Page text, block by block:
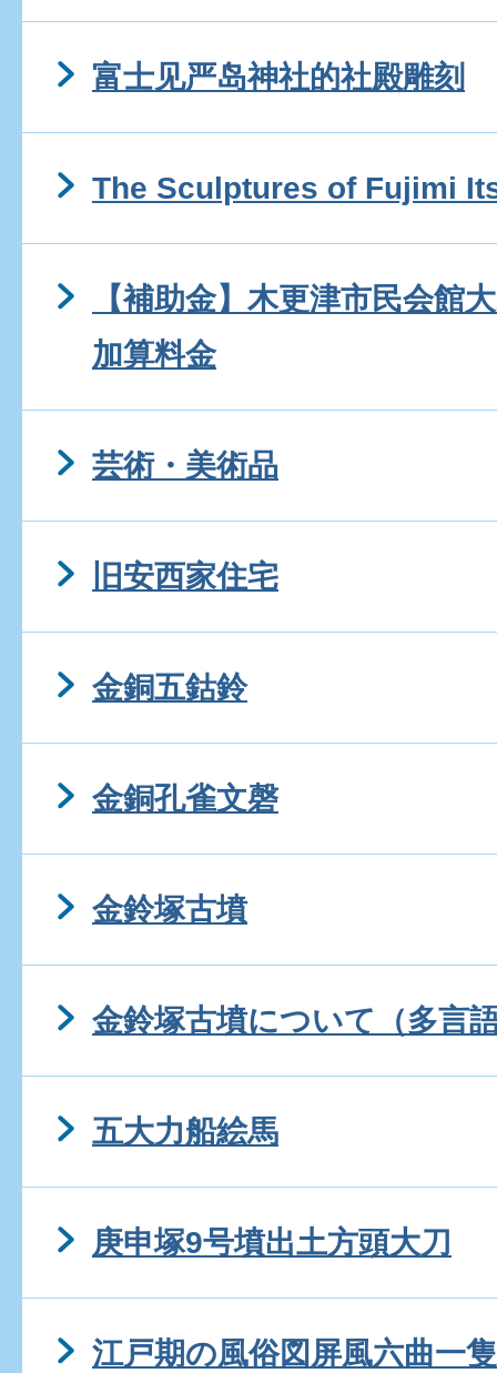
富士见严岛神社的社殿雕刻
The Sculptures of Fujimi
【補助金】木更津市民会館
加算料金
芸術・美術品
旧安西家住宅
金銅五鈷鈴
金銅孔雀文磬
金鈴塚古墳
金鈴塚古墳について（多言
五大力船絵馬
庚申塚9号墳出土方頭大刀
江戸期の風俗図屏風六曲一隻